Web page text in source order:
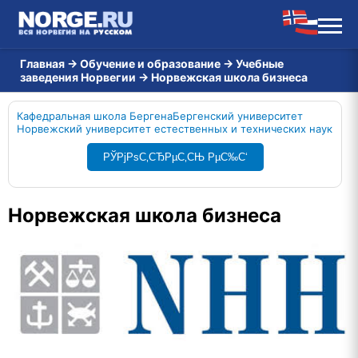
Главная → Обучение и образование → Учебные
заведения Норвегии → Норвежская школа бизнеса
Кафедральная школа БергенаБергенский университет
Норвежский университет естественных и технических наук
РЎРјРѕС‚СЂРµС‚СЊ РµС‰С‘
Норвежская школа бизнеса